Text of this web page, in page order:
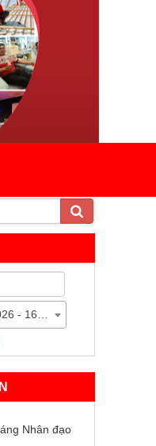
Nhân đạo